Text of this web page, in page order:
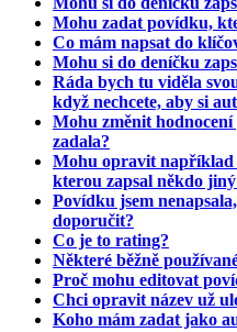
Mohu zadat povídku,
Co mám napsat do
Mohu si do deníčku
Ráda bych tu viděla
když nechcete, aby si
Mohu změnit
zadala?
Mohu opravit například
kterou zapsal někdo
Povídku jsem
doporučit?
Co je to rating?
Některé běžně
Proč mohu editovat
Chci opravit název už
Koho mám zadat jako